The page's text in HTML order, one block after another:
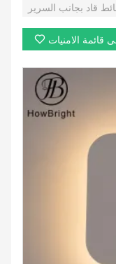
وديكور حديث
قاد بجانب السرير
قائمة الامنيات